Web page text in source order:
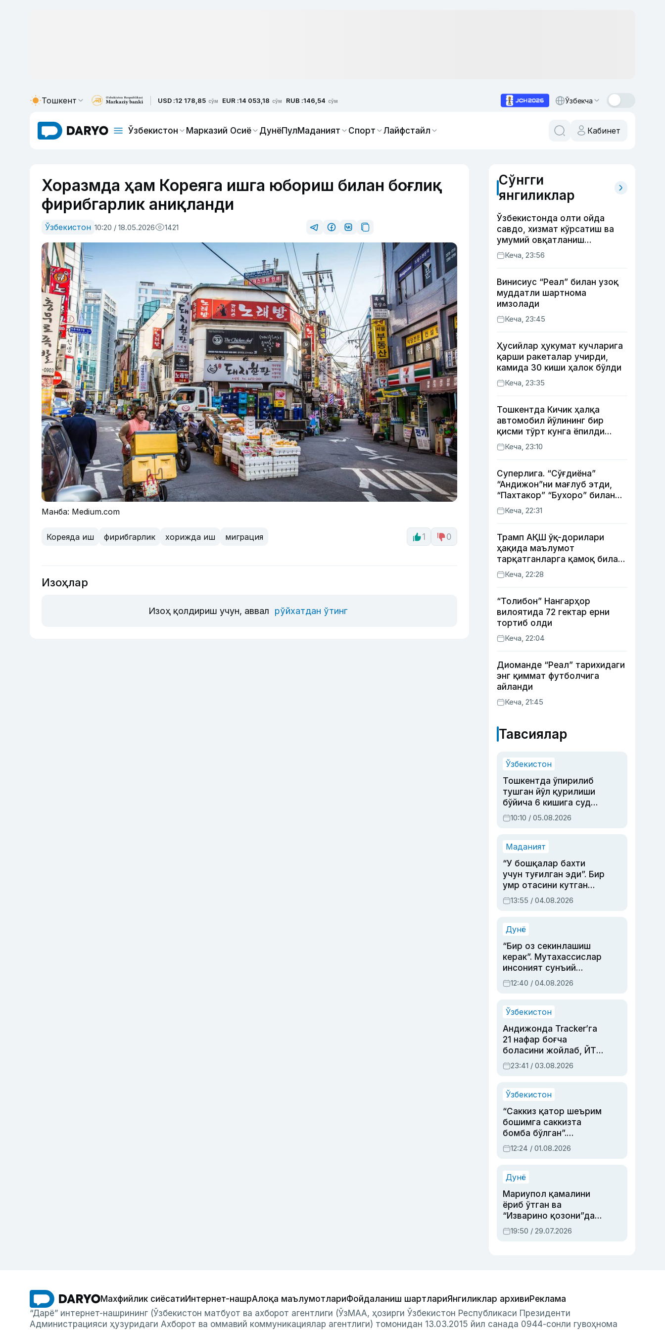
Тошкент USD :12 178,85 сўм EUR :14 053,18 сўм RUB :146,54 сўм Ўзбекча
Ўзбекистон Марказий Осиё ДунёПулМаданият Спорт Лайфстайл Кабинет
Хоразмда ҳам Кореяга ишга юбориш билан боғлиқ
фирибгарлик аниқланди
Ўзбекистон 10:20 / 18.05.2026 1421
Манба: Medium.com
Кореяда иш фирибгарлик хорижда иш миграция 1 0
Изоҳлар
Изоҳ қолдириш учун, аввал рўйхатдан ўтинг
Сўнгги
янгиликлар
Ўзбекистонда олти ойда
савдо, хизмат кўрсатиш ва
умумий овқатланиш
корхоналари қанча солиқ
тўлагани очиқланди
Кеча, 23:56
Винисиус “Реал” билан узоқ
муддатли шартнома
имзолади
Кеча, 23:45
Ҳусийлар ҳукумат кучларига
қарши ракеталар учирди,
камида 30 киши ҳалок бўлди
Кеча, 23:35
Тошкентда Кичик ҳалқа
автомобил йўлининг бир
қисми тўрт кунга ёпилди
(харита)
Кеча, 23:10
Суперлига. “Сўғдиёна”
“Андижон”ни мағлуб этди,
“Пахтакор” “Бухоро” билан
жанговар дуранг қайд этди
Кеча, 22:31
Трамп АҚШ ўқ-дорилари
ҳақида маълумот
тарқатганларга қамоқ билан
таҳдид қилди
Кеча, 22:28
“Толибон” Нангарҳор
вилоятида 72 гектар ерни
тортиб олди
Кеча, 22:04
Диоманде “Реал” тарихидаги
энг қиммат футболчига
айланди
Кеча, 21:45
Тавсиялар
Ўзбекистон
Тошкентда ўпирилиб
тушган йўл қурилиши
бўйича 6 кишига суд
ҳукми ўқилди
10:10 / 05.08.2026
Маданият
“У бошқалар бахти
учун туғилган эди”. Бир
умр отасини кутган
актриса ва дубльяж
устаси Римма
синовларга тўла ҳаёти
13:55 / 04.08.2026
Дунё
“Бир оз секинлашиш
керак”. Мутахассислар
инсоният сунъий
интеллектни бошқара
олмай қолишидан
12:40 / 04.08.2026
Ўзбекистон
Андижонда Tracker’га
21 нафар боғча
боласини жойлаб, ЙТҲ
содир этган аёлга суд
ҳукми ўқилди
23:41 / 03.08.2026
Ўзбекистон
“Саккиз қатор шеърим
бошимга саккизта
бомба бўлган”.
Абдулла Ориповни
сиёсий айбловлардан
12:24 / 01.08.2026
Дунё
Мариупол қамалини
ёриб ўтган ва
“Изварино қозони”дан
чиққан қаҳрамон —
Украина армияси бош
19:50 / 29.07.2026
Махфийлик сиёсатиИнтернет-нашрАлоқа маълумотлариФойдаланиш шартлариЯнгиликлар архивиРеклама
“Дарё” интернет-нашрининг (Ўзбекистон матбуот ва ахборот агентлиги (ЎзМАА, ҳозирги Ўзбекистон Республикаси Президенти
Администрацияси ҳузуридаги Ахборот ва оммавий коммуникациялар агентлиги) томонидан 13.03.2015 йил санада 0944-сонли гувоҳнома